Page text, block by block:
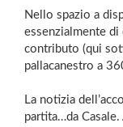
Nello spazio a
essenzialmente di
contributo (qui
pallacanestro a
La notizia
partita…da